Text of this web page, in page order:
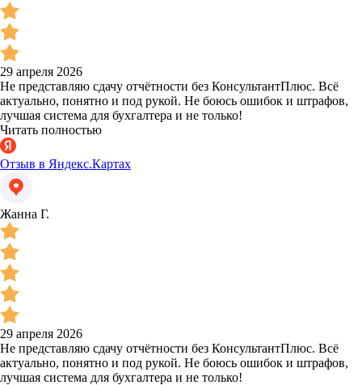
29 апреля 2026
Не представляю сдачу отчётности без КонсультантПлюс. Всё
актуально, понятно и под рукой. Не боюсь ошибок и штрафов,
лучшая система для бухгалтера и не только!
Читать полностью
Отзыв в Яндекс.Картах
Жанна Г.
29 апреля 2026
Не представляю сдачу отчётности без КонсультантПлюс. Всё
актуально, понятно и под рукой. Не боюсь ошибок и штрафов,
лучшая система для бухгалтера и не только!